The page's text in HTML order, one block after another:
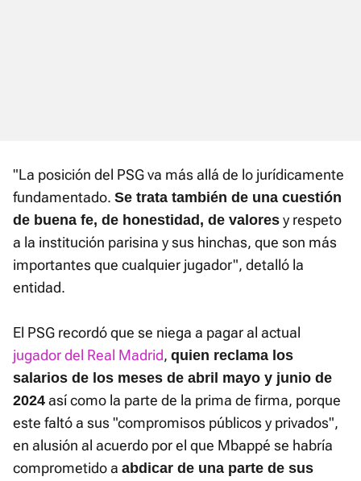
"La posición del PSG va más allá de lo jurídicamente
fundamentado. Se trata también de una cuestión
de buena fe, de honestidad, de valores y respeto
a la institución parisina y sus hinchas, que son más
importantes que cualquier jugador", detalló la
entidad.
El PSG recordó que se niega a pagar al actual
jugador del Real Madrid, quien reclama los
salarios de los meses de abril mayo y junio de
2024 así como la parte de la prima de firma, porque
este faltó a sus "compromisos públicos y privados",
en alusión al acuerdo por el que Mbappé se habría
comprometido a abdicar de una parte de sus